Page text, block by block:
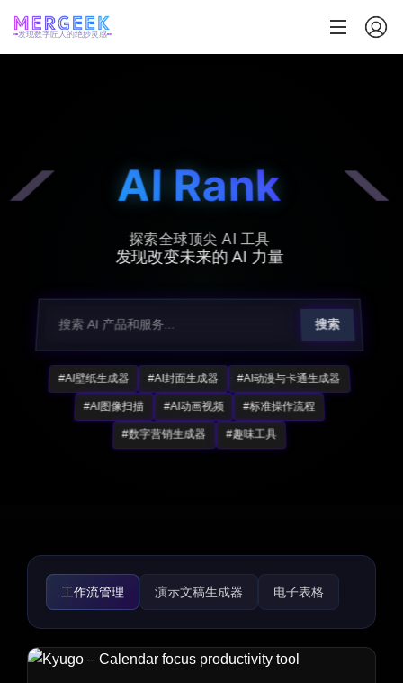
发现数字匠人的绝妙灵感
AI Rank
探索全球顶尖 AI 工具
发现改变未来的 AI 力量
搜索
#AI壁纸生成器 #AI封面生成器 #AI动漫与卡通生成器
#AI图像扫描 #AI动画视频 #标准操作流程
#数字营销生成器 #趣味工具
演示文稿生成器 电子表格
录音 WORD相关工具 PDF相关工具
生产力工具 任务管理 团队协作
工作流管理